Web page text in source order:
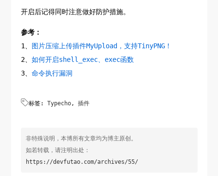
开启后记得同时注意做好防护措施。
参考：
1、 图片压缩上传插件MyUpload，支持TinyPNG！
2、 如何开启shell_exec、exec函数
3、 命令执行漏洞
标签: Typecho, 插件
非特殊说明，本博所有文章均为博主原创。
如若转载，请注明出处：
https://devfutao.com/archives/55/